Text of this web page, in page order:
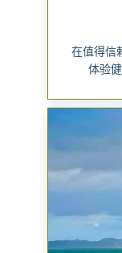
在值得信
体验